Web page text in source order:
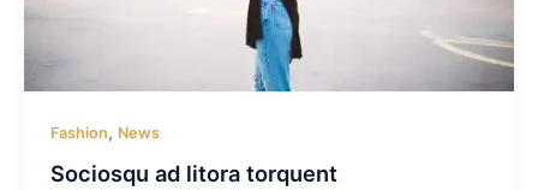
Fashion, News
Sociosqu ad litora torquent